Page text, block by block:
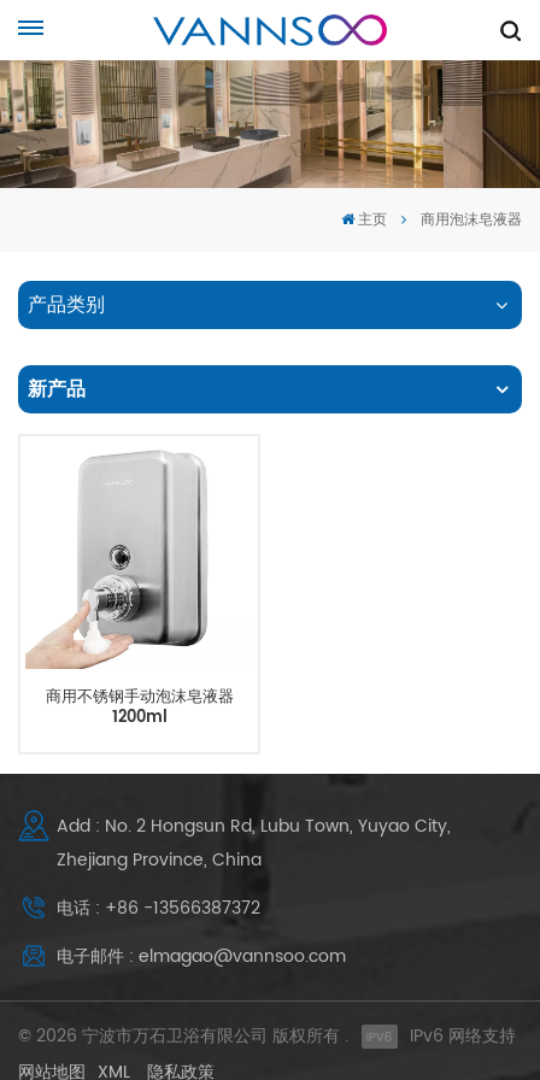
主页 商用泡沫皂液器
产品类别
新产品
商用不锈钢手动泡沫皂液器
1200ml
Add : No. 2 Hongsun Rd, Lubu Town, Yuyao City,
Zhejiang Province, China
电话 : +86 -13566387372
电子邮件 : elmagao@vannsoo.com
© 2026 宁波市万石卫浴有限公司 版权所有 .
IPv6 网络支持
网站地图 XML 隐私政策